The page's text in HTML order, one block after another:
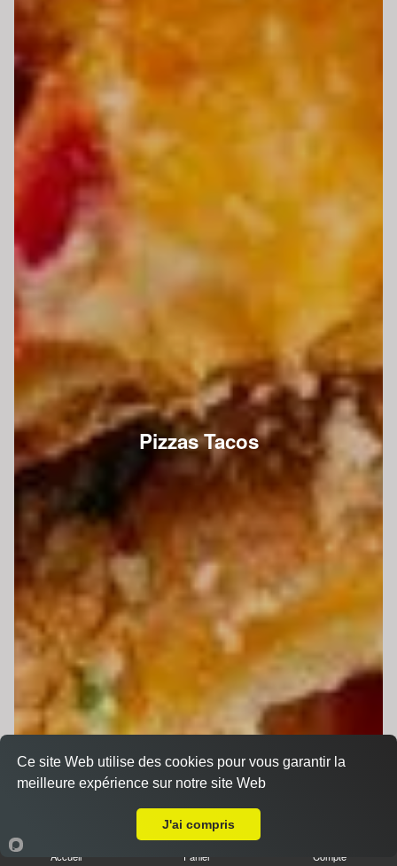
Pizzas Tacos
Accueil Panier Compte
Ce site Web utilise des cookies pour vous garantir la
meilleure expérience sur notre site Web
J'ai compris